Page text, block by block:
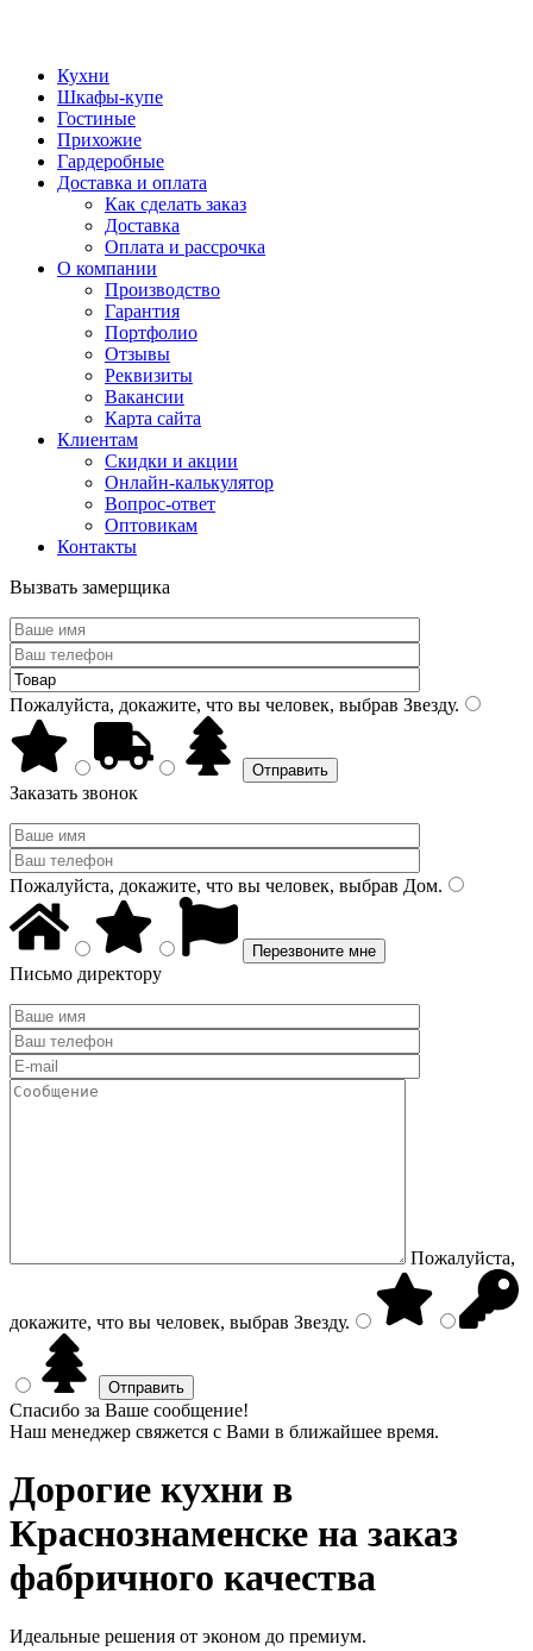
Кухни
Шкафы-купе
Гостиные
Прихожие
Гардеробные
Доставка и оплата
Как сделать заказ
Доставка
Оплата и рассрочка
О компании
Производство
Гарантия
Портфолио
Отзывы
Реквизиты
Вакансии
Карта сайта
Клиентам
Скидки и акции
Онлайн-калькулятор
Вопрос-ответ
Оптовикам
Контакты
Вызвать замерщика
Пожалуйста, докажите, что вы человек, выбрав Звезду.
Заказать звонок
Пожалуйста, докажите, что вы человек, выбрав Дом.
Письмо директору
Пожалуйста,
докажите, что вы человек, выбрав Звезду.
Спасибо за Ваше сообщение!
Наш менеджер свяжется с Вами в ближайшее время.
Дорогие кухни в
Краснознаменске на заказ
фабричного качества
Идеальные решения от эконом до премиум.